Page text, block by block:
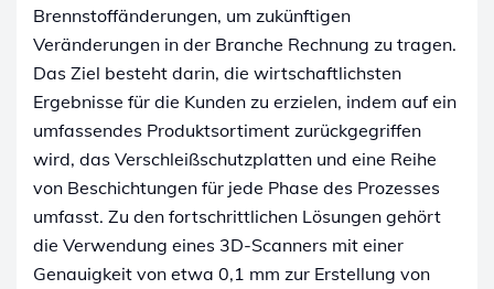
Brennstoffänderungen, um zukünftigen
Veränderungen in der Branche Rechnung zu tragen.
Das Ziel besteht darin, die wirtschaftlichsten
Ergebnisse für die Kunden zu erzielen, indem auf ein
umfassendes Produktsortiment zurückgegriffen
wird, das Verschleißschutzplatten und eine Reihe
von Beschichtungen für jede Phase des Prozesses
umfasst. Zu den fortschrittlichen Lösungen gehört
die Verwendung eines 3D-Scanners mit einer
Genauigkeit von etwa 0,1 mm zur Erstellung von